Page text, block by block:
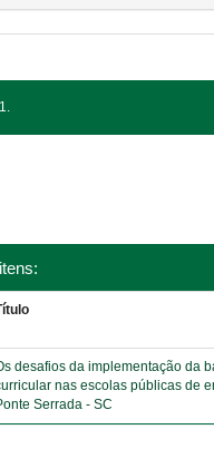
desafios da implementação da
nas escolas públicas de
Serrada - SC